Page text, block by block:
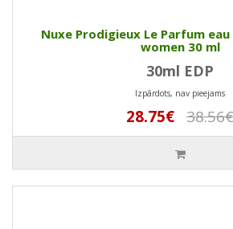
Nuxe Prodigieux Le Parfum
women 30 ml
30ml EDP
Izpārdots, nav pieejams
28.75€ 38.56€